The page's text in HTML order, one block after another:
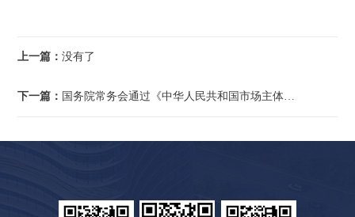
上一篇：没有了
下一篇： 国务院常务会通过《中华人民共和国市场主体登记管理条例（草案）》